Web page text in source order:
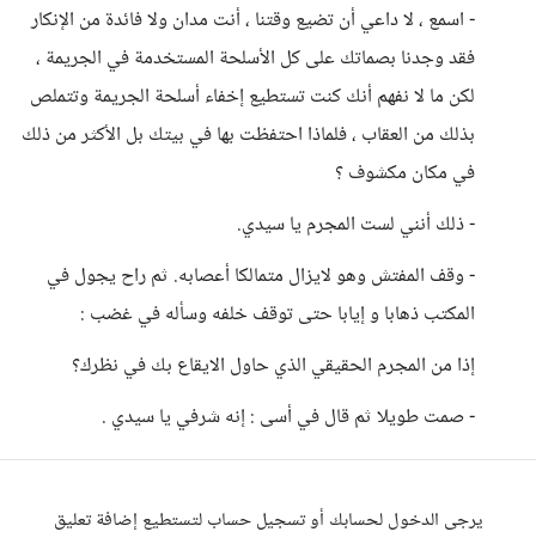
- اسمع ، لا داعي أن تضيع وقتنا ، أنت مدان ولا فائدة من الإنكار
فقد وجدنا بصماتك على كل الأسلحة المستخدمة في الجريمة ،
لكن ما لا نفهم أنك كنت تستطيع إخفاء أسلحة الجريمة وتتملص
بذلك من العقاب ، فلماذا احتفظت بها في بيتك بل الأكثر من ذلك
في مكان مكشوف ؟
- ذلك أنني لست المجرم يا سيدي.
- وقف المفتش وهو لايزال متمالكا أعصابه. ثم راح يجول في
المكتب ذهابا و إيابا حتى توقف خلفه وسأله في غضب :
إذا من المجرم الحقيقي الذي حاول الايقاع بك في نظرك؟
- صمت طويلا ثم قال في أسى : إنه شرفي يا سيدي .
يرجى الدخول لحسابك أو تسجيل حساب لتستطيع إضافة تعليق